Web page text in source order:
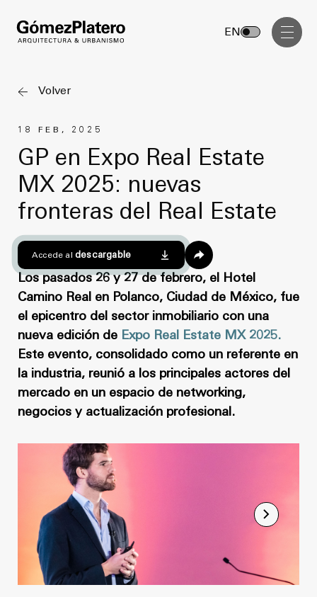
Gerenciamiento de Obra
Masterplan
Anteproyecto
Proyecto Ejecutivo
Dirección de Obra
Proyectos
GP inside
Noticias
Quiénes somos
Trabaja con nosotros
EN
Servicios
Arquitectura
Urbanismo
Gerenciamiento de Obra
Diseño Interior
Comunicación Visual
Masterplan
Anteproyecto
Proyecto Ejecutivo
Dirección de Obra
Proyectos
GP inside
Noticias
Quiénes somos
Trabaja con nosotros
Volver
18 FEB, 2025
GP en Expo Real Estate
MX 2025: nuevas
fronteras del Real Estate
Accede al descargable
Los pasados 26 y 27 de febrero, el Hotel
Camino Real en Polanco, Ciudad de México, fue
el epicentro del sector inmobiliario con una
nueva edición de Expo Real Estate MX 2025.
Este evento, consolidado como un referente en
la industria, reunió a los principales actores del
mercado en un espacio de networking,
negocios y actualización profesional.